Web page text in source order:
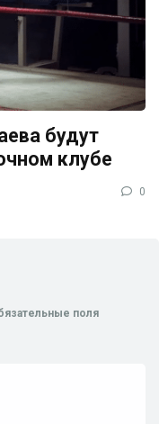
будут
клубе
0
поля